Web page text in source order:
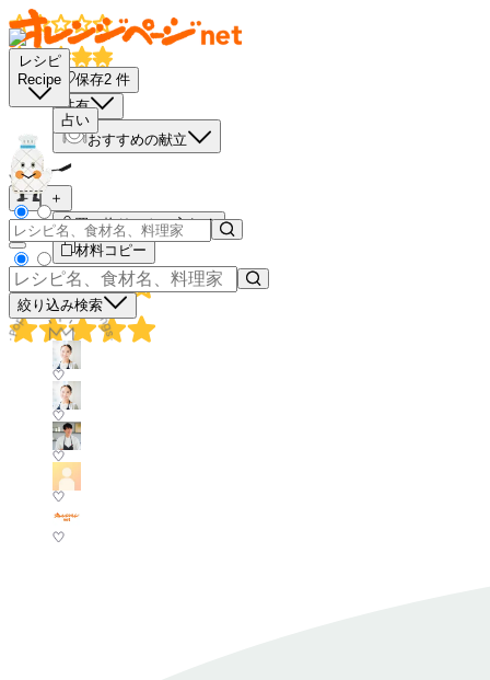
レシピ
Recipe
占い
絞り込み検索
保存2 件
共有
おすすめの献立
－
＋
買い物リストに入れる
材料コピー